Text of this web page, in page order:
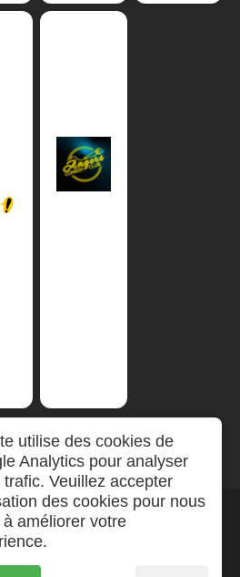
utilise des cookies de
Analytics pour analyser
trafic. Veuillez accepter
des cookies pour nous
améliorer votre